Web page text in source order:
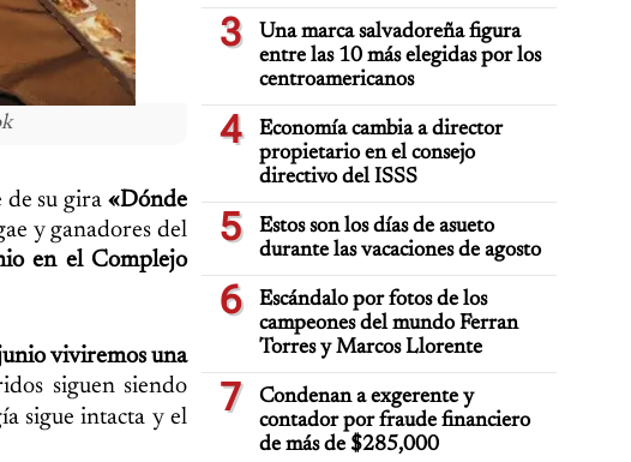
de su gira «Dónde
y ganadores del
en el Complejo
viviremos una
siguen siendo
sigue intacta y el
3
Una marca salvadoreña figura
entre las 10 más elegidas por los
centroamericanos
4
Economía cambia a director
propietario en el consejo
directivo del ISSS
5
Estos son los días de asueto
durante las vacaciones de agosto
6
Escándalo por fotos de los
campeones del mundo Ferran
Torres y Marcos Llorente
7
Condenan a exgerente y
contador por fraude financiero
de más de $285,000